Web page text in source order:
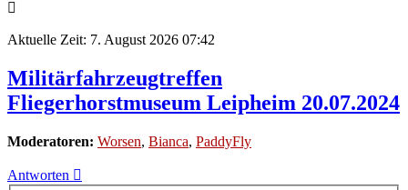
Aktuelle Zeit: 7. August 2026 07:42
Militärfahrzeugtreffen
Fliegerhorstmuseum Leipheim 20.07.2024
Moderatoren: Worsen, Bianca, PaddyFly
Antworten